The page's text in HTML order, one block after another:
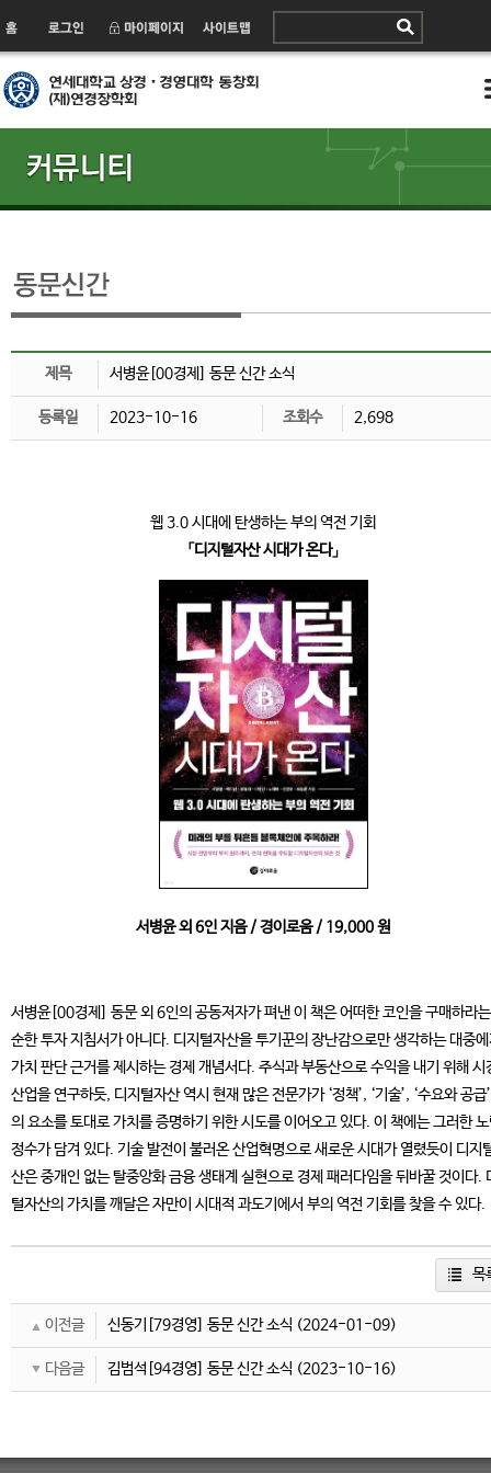
제목 서병윤[00경제] 동문 신간 소식
등록일 2023-10-16 조회수 2,698
웹 3.0 시대에 탄생하는 부의 역전 기회
「디지털자산 시대가 온다」
서병윤 외 6인 지음 / 경이로움 / 19,000 원
서병윤[00경제] 동문 외 6인의 공동저자가 펴낸 이 책은 어떠한 코인을 구매하라
순한 투자 지침서가 아니다. 디지털자산을 투기꾼의 장난감으로만 생각하는 대중
가치 판단 근거를 제시하는 경제 개념서다. 주식과 부동산으로 수익을 내기 위해 시
산업을 연구하듯, 디지털자산 역시 현재 많은 전문가가 ‘정책’, ‘기술’, ‘수요와 공급
의 요소를 토대로 가치를 증명하기 위한 시도를 이어오고 있다. 이 책에는 그러한
정수가 담겨 있다. 기술 발전이 불러온 산업혁명으로 새로운 시대가 열렸듯이 디지
산은 중개인 없는 탈중앙화 금융 생태계 실현으로 경제 패러다임을 뒤바꿀 것이다.
털자산의 가치를 깨달은 자만이 시대적 과도기에서 부의 역전 기회를 찾을 수 있다.
목
이전글 신동기[79경영] 동문 신간 소식 (2024-01-09)
다음글 김범석[94경영] 동문 신간 소식 (2023-10-16)